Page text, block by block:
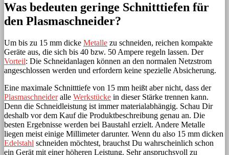
Was bedeuten geringe Schnitttiefen für
den Plasmaschneider?
Um bis zu 15 mm dicke Metalle zu schneiden, reichen kompakte
Geräte aus, die sich bis 40 bzw. 50 Ampere regeln lassen. Der
Vorteil: Die Schneidanlagen können an den normalen Netzstrom
angeschlossen werden und erfordern keine spezielle Absicherung.
Eine maximale Schnitttiefe von 15 mm heißt aber nicht, dass der
Plasmaschneideralle Werkstücke in dieser Stärke trennen kann.
Denn die Schneidleistung ist immer materialabhängig. Schau Dir
deshalb vor dem Kauf die Produktbeschreibung genau an. Die
besten Ergebnisse werden bei Baustahl erzielt. Andere Metalle
liegen meist einige Millimeter darunter. Wenn du also 15 mm dicken
Edelstahl schneiden möchtest, brauchst Du wahrscheinlich schon
ein Gerät mit einer höheren Leistung. Sehr anspruchsvoll zu